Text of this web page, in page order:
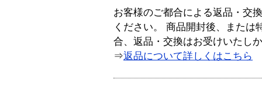
お客様のご都合による返品・交
ください。 商品開封後、または
合、返品・交換はお受けいたし
⇒返品について詳しくはこちら